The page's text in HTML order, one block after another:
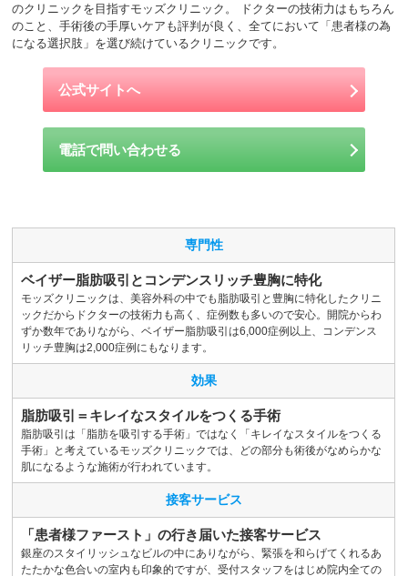
のクリニックを目指すモッズクリニック。 ドクターの技術力はもちろん
のこと、手術後の手厚いケアも評判が良く、全てにおいて「患者様の為
になる選択肢」を選び続けているクリニックです。
公式サイトへ
電話で問い合わせる
専門性
ベイザー脂肪吸引とコンデンスリッチ豊胸に特化
モッズクリニックは、美容外科の中でも脂肪吸引と豊胸に特化したクリニ
ックだからドクターの技術力も高く、症例数も多いので安心。開院からわ
ずか数年でありながら、ベイザー脂肪吸引は6,000症例以上、コンデンス
リッチ豊胸は2,000症例にもなります。
効果
脂肪吸引＝キレイなスタイルをつくる手術
脂肪吸引は「脂肪を吸引する手術」ではなく「キレイなスタイルをつくる
手術」と考えているモッズクリニックでは、どの部分も術後がなめらかな
肌になるような施術が行われています。
接客サービス
「患者様ファースト」の行き届いた接客サービス
銀座のスタイリッシュなビルの中にありながら、緊張を和らげてくれるあ
たたかな色合いの室内も印象的ですが、受付スタッフをはじめ院内全ての